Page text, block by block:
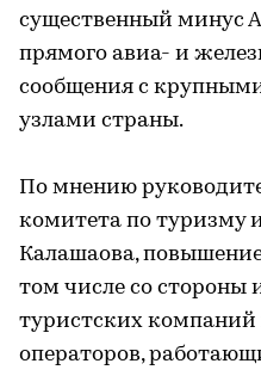
существенный минус
прямого авиа- и
сообщения с
узлами страны.
По мнению
комитета по туризму
Калашаова,
том числе со стороны
туристских компаний
операторов,